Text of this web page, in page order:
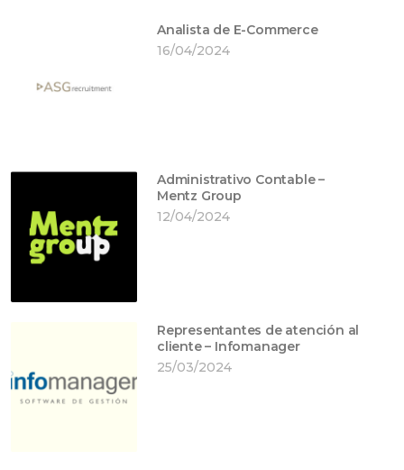
Analista de E-Commerce
16/04/2024
Administrativo Contable –
Mentz Group
12/04/2024
Representantes de atención al
cliente – Infomanager
25/03/2024